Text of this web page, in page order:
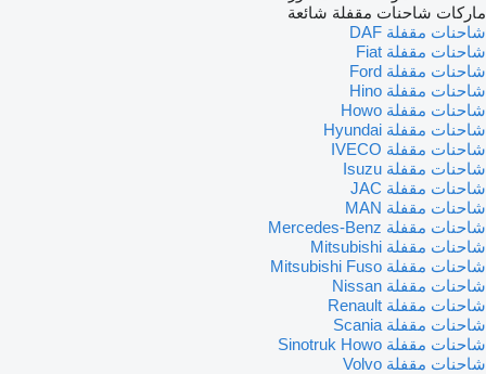
ماركات شاحنات مقفلة شائعة
شاحنات مقفلة DAF
شاحنات مقفلة Fiat
شاحنات مقفلة Ford
شاحنات مقفلة Hino
شاحنات مقفلة Howo
شاحنات مقفلة Hyundai
شاحنات مقفلة IVECO
شاحنات مقفلة Isuzu
شاحنات مقفلة JAC
شاحنات مقفلة MAN
شاحنات مقفلة Mercedes-Benz
شاحنات مقفلة Mitsubishi
شاحنات مقفلة Mitsubishi Fuso
شاحنات مقفلة Nissan
شاحنات مقفلة Renault
شاحنات مقفلة Scania
شاحنات مقفلة Sinotruk Howo
شاحنات مقفلة Volvo